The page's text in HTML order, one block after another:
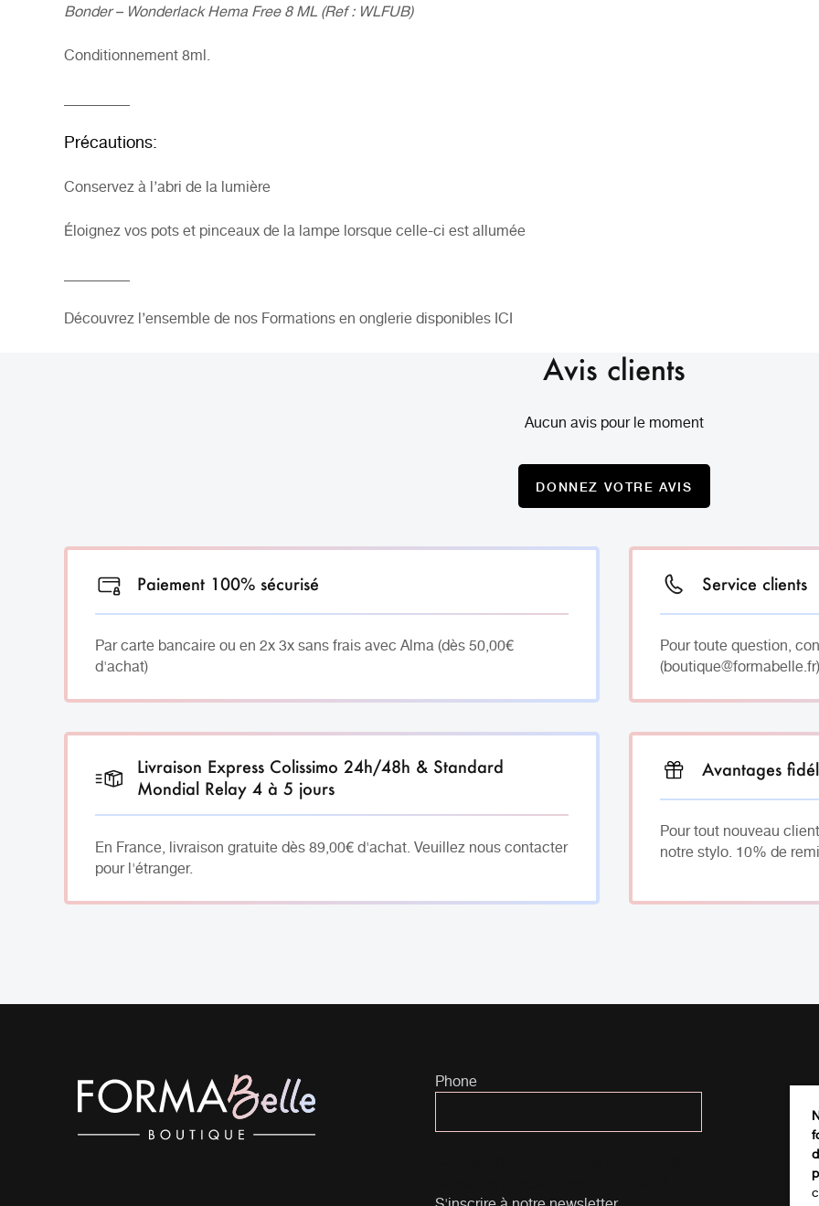
Bonder – Wonderlack Hema Free 8 ML (Ref : WLFUB)
Conditionnement 8ml.
_________
Précautions:
Conservez à l’abri de la lumière
Éloignez vos pots et pinceaux de la lampe lorsque celle-ci est allumée
_________
Découvrez l’ensemble de nos Formations en onglerie disponibles ICI
Avis clients
Aucun avis pour le moment
DONNEZ VOTRE AVIS
Paiement 100% sécurisé
Par carte bancaire ou en 2x 3x sans frais avec Alma (dès 50,00€
d'achat)
Service clients
Pour toute question,
Livraison Express Colissimo 24h/48h & Standard
Mondial Relay 4 à 5 jours
En France, livraison gratuite dès 89,00€ d'achat. Veuillez nous contacter
pour l'étranger.
Avantages
Pour tout nouveau
notre stylo. 10% de
Phone